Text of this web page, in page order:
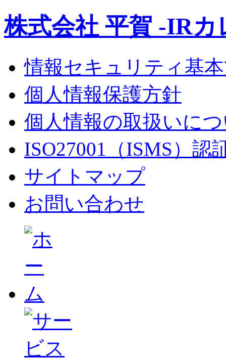
株式会社 平賀 -IRカ
情報セキュリティ基
個人情報保護方針
個人情報の取扱いに
ISO27001（ISMS）認
サイトマップ
お問い合わせ